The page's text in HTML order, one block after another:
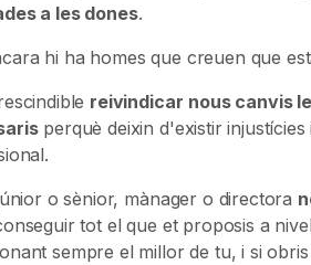
a les dones.
hi ha homes que creuen que
reivindicar nous canvis
perquè deixin d'existir
o sènior, mànager o directora
tot el que et proposis a
sempre el millor de tu, i si